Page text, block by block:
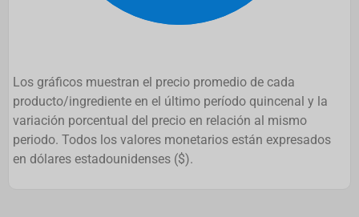
Los gráficos muestran el precio promedio de cada
producto/ingrediente en el último período quincenal y la
variación porcentual del precio en relación al mismo
periodo. Todos los valores monetarios están expresados
en dólares estadounidenses ($).